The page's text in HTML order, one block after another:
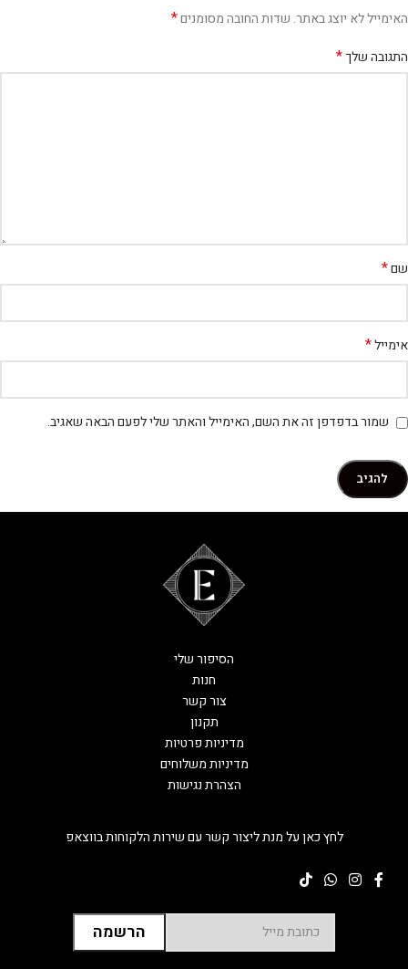
האימייל לא יוצג באתר. שדות החובה מסומנים*
התגובה שלך*
שם*
אימייל*
שמור בדפדפן זה את השם, האימייל והאתר שלי לפעם הבאה שאגיב.
לחץ כאן על מנת ליצור קשר עם שירות הלקוחות בווצאפ
הסיפור שלי
חנות
צור קשר
תקנון
מדיניות פרטיות
מדיניות משלוחים
הצהרת נגישות